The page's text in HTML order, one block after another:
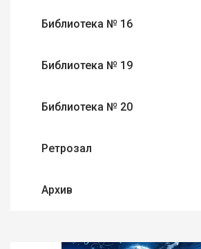
Библиотека № 16
Библиотека № 19
Библиотека № 20
Ретрозал
Архив